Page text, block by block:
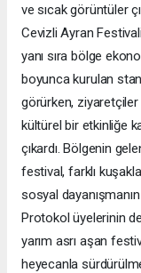
ve sıcak görüntüler
Cevizli Ayran
yanı sıra bölge
boyunca kurulan
görürken,
kültürel bir etkinliğe
çıkardı. Bölgenin
festival, farklı
sosyal
Protokol üyelerinin
yarım asrı aşan
heyecanla